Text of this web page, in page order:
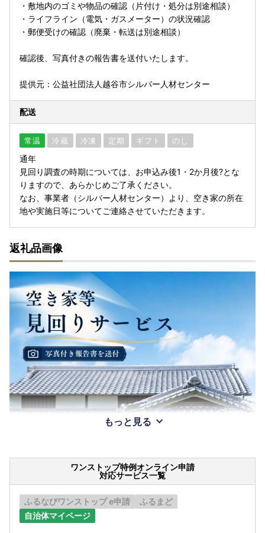
・敷地内のゴミや物品の確認（片付け・処分は別途相談）
・ライフライン（電気・ガスメーター）の状況確認
・郵便受けの確認（廃棄・転送は別途相談）
確認後、写真付きの報告書を送付いたします。
提供元：公益社団法人越谷市シルバー人材センター
配送
常温 冷蔵 冷凍 定期 ギフト のし
通年
見回り調査の時期については、お申込み後1・2か月後?とな
りますので、あらかじめご了承ください。
なお、事業者（シルバー人材センター）より、空き家の所在
地や実施日等についてご連絡させていただきます。
返礼品画像
もっと見る
ワンストップ特例オンライン申請
対応サービス一覧
ふるなびワンストップ e申請
ふるまど
自治体マイページ